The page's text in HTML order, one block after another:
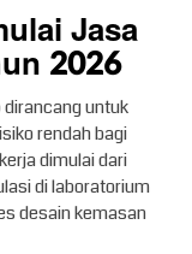
Jasa
2026
untuk
rendah bagi
dimulai dari
di laboratorium
desain kemasan